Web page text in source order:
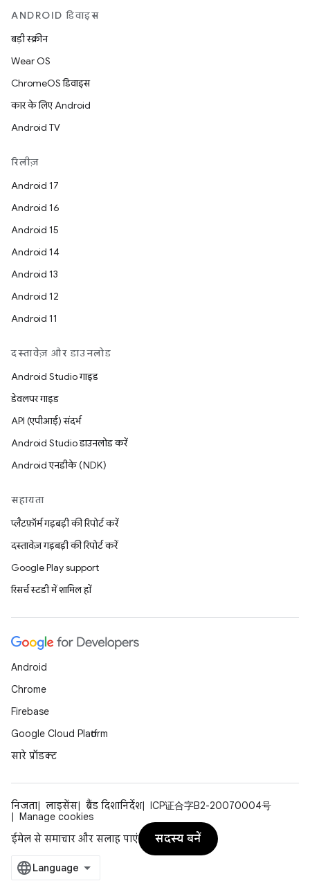
ANDROID डिवाइस
बड़ी स्क्रीन
Wear OS
ChromeOS डिवाइस
कार के लिए Android
Android TV
रिलीज़
Android 17
Android 16
Android 15
Android 14
Android 13
Android 12
Android 11
दस्तावेज़ और डाउनलोड
Android Studio गाइड
डेवलपर गाइड
API (एपीआई) संदर्भ
Android Studio डाउनलोड करें
Android एनडीके (NDK)
सहायता
प्लैटफ़ॉर्म गड़बड़ी की रिपोर्ट करें
दस्तावेज़ गड़बड़ी की रिपोर्ट करें
Google Play support
रिसर्च स्टडी में शामिल हों
Android
Chrome
Firebase
Google Cloud Platform
सारे प्रॉडक्ट
निजता लाइसेंस ब्रैंड दिशानिर्देश
ICP证合字B2-20070004号
Manage cookies
ईमेल से समाचार और सलाह पाएं
सदस्य बनें